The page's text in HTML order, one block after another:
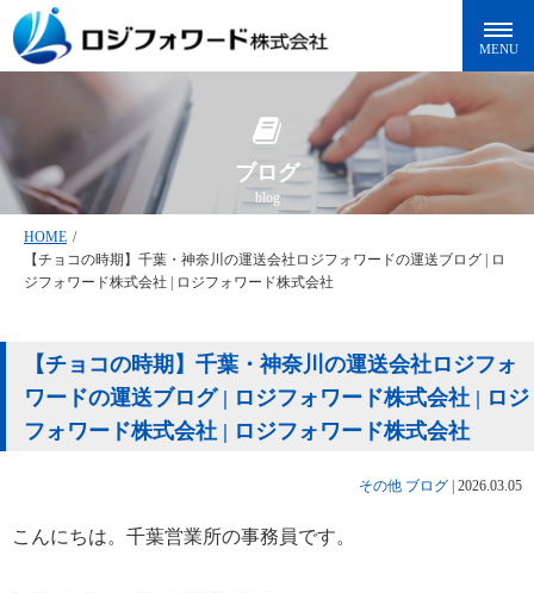
ブログ
blog
HOME /
【チョコの時期】千葉・神奈川の運送会社ロジフォワードの運送ブログ | ロ
ジフォワード株式会社 | ロジフォワード株式会社
【チョコの時期】千葉・神奈川の運送会社ロジフォ
ワードの運送ブログ | ロジフォワード株式会社 | ロジ
フォワード株式会社 | ロジフォワード株式会社
その他 ブログ 2026.03.05
こんにちは。千葉営業所の事務員です。